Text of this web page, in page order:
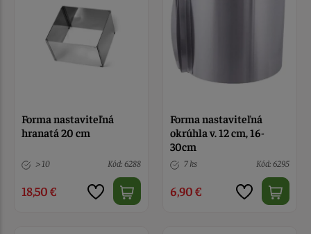
Forma nastaviteľná
hranatá 20 cm
> 10 Kód: 6288
18,50 €
Forma nastaviteľná
okrúhla v. 12 cm, 16-
30cm
7 ks Kód: 6295
6,90 €